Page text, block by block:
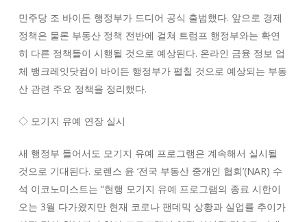
민주당 조 바이든 행정부가 드디어 공식 출범했다. 앞으로 경제
정책은 물론 부동산 정책 전반에 걸쳐 트럼프 행정부와는 확연
히 다른 정책들이 시행될 것으로 예상된다. 온라인 금융 정보 업
체 뱅크레잇닷컴이 바이든 행정부가 펼칠 것으로 예상되는 부동
산 관련 주요 정책을 정리했다.
◇ 모기지 유예 연장 실시
새 행정부 들어서도 모기지 유예 프로그램은 계속해서 실시될
것으로 기대된다. 로렌스 윤 ‘전국 부동산 중개인 협회’(NAR) 수
석 이코노미스트는 “현행 모기지 유예 프로그램의 종료 시한이
오는 3월 다가왔지만 현재 코로나 팬데믹 상황과 실업률 추이가